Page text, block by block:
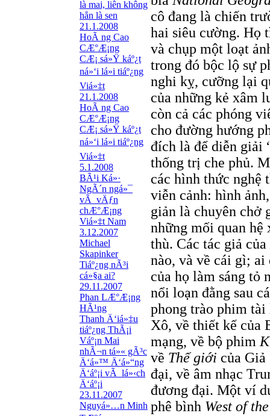
là mai, liên không
hẳn là sen
21.1.2008
HoÃ ng Cao
CÆ°Æ¡ng
CÆ¡ sá»Ÿ káº¿t
ná»‘i lá»i tiáº¿ng
Viá»‡t
21.1.2008
HoÃ ng Cao
CÆ°Æ¡ng
CÆ¡ sá»Ÿ káº¿t
ná»‘i lá»i tiáº¿ng
Viá»‡t
5.1.2008
BÃ¹i Ká»·
NgÃ´n ngá»¯
vÃ vÄƒn
chÆ°Æ¡ng
Viá»‡t Nam
3.12.2007
Michael
Skapinker
Tiáº¿ng nÃ³i
cá»§a ai?
29.11.2007
Phan LÆ°Æ¡ng
HÃ¹ng
Thanh Ä‘iá»‡u
tiáº¿ng ThÃ¡i
Váº¡n Mai
nhÃ¬n tá»« gÃ³c
Ä‘á»™ Ä‘á»“ng
Ä‘áº¡i vÃ lá»‹ch
Ä‘áº¡i
23.11.2007
Nguyá»…n Minh
cô đang là chiến
hai siêu cường. Họ
và chụp một loạt
trong đó bộc lộ sự
nghi kỵ, cưỡng lại
của những kẻ xâm
còn cả các phóng
cho đường hướng
đích là để diễn giải
thống trị che phủ.
các hình thức nghệ
viễn cảnh: hình
giản là chuyên chở
những mối quan hệ
thù. Các tác giả của
nào, và về cái gì; ai
của họ làm sáng tỏ
nổi loạn đằng sau
phong trào phim
Xô, về thiết kế của
mạng, về bộ phim
về Thế giới của
đại, về âm nhạc
đương đại. Một ví
phê bình West of